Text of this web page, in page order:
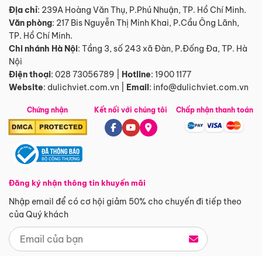
Địa chỉ: 239A Hoàng Văn Thụ, P.Phú Nhuận, TP. Hồ Chí Minh.
Văn phòng: 217 Bis Nguyễn Thị Minh Khai, P.Cầu Ông Lãnh,
TP. Hồ Chí Minh.
Chi nhánh Hà Nội: Tầng 3, số 243 xã Đàn, P.Đống Đa, TP. Hà
Nội
Điện thoại: 028 73056789 Hotline: 1900 1177
Website: dulichviet.com.vn Email: info@dulichviet.com.vn
Chứng nhận
Đăng ký nhận thông tin khuyến mãi
Nhập email để có cơ hội giảm 50% cho chuyến đi tiếp theo
của Quý khách
Kết nối với chúng tôi Chấp nhận thanh toán